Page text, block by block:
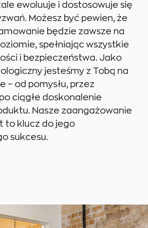
ewoluuje i dostosowuje się
Możesz być pewien, że
będzie zawsze na
spełniając wszystkie
i bezpieczeństwa. Jako
jesteśmy z Tobą na
– od pomysłu, przez
ciągłe doskonalenie
Nasze zaangażowanie
to klucz do jego
sukcesu.